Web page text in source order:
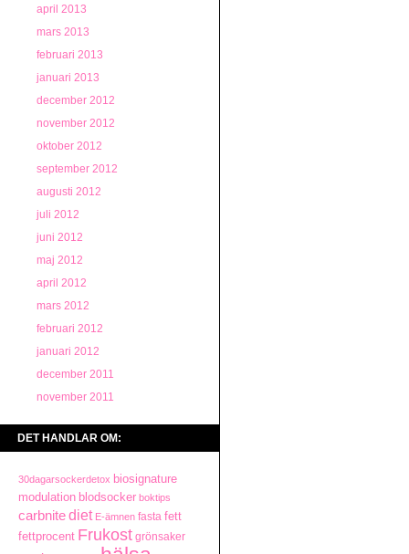
april 2013
mars 2013
februari 2013
januari 2013
december 2012
november 2012
oktober 2012
september 2012
augusti 2012
juli 2012
juni 2012
maj 2012
april 2012
mars 2012
februari 2012
januari 2012
december 2011
november 2011
DET HANDLAR OM:
30dagarsockerdetox biosignature
modulation blodsocker boktips
carbnitediet E-ämnen fasta fett
fettprocent Frukost grönsaker